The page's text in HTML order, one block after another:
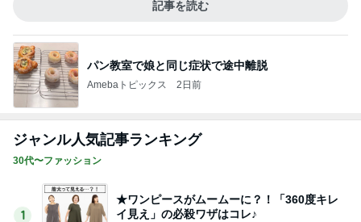
記事を読む
パン教室で娘と同じ症状で途中離脱
Amebaトピックス 2日前
ジャンル人気記事ランキング
30代〜ファッション
1
★ワンピースがムームーに？！「360度キレ
イ見え」の必殺ワザはコレ♪